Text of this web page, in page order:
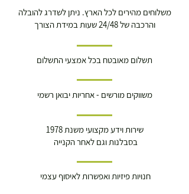
משלוחים מהירים לכל הארץ. ניתן לשדרג להובלה
והרכבה של 24/48 שעות במידת הצורך
תשלום מאובטח בכל אמצעי התשלום
משווקים מורשים - אחריות יבואן רשמי
שירות וידע מקצועי משנת 1978
בסבלנות וגם לאחר הקנייה
חנויות פיזיות ואפשרות לאיסוף עצמי